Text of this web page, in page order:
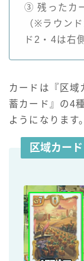
③ 残ったカ
（※ラウン
ド2・4は右
カードは『区域
蓄カード』の4
ようになります。
区域カード